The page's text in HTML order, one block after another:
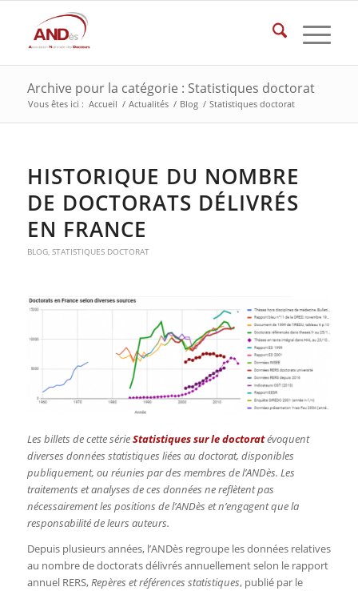
Archive pour la catégorie : Statistiques doctorat
Vous êtes ici : Accueil / Actualités / Blog / Statistiques doctorat
HISTORIQUE DU NOMBRE
DE DOCTORATS DÉLIVRÉS
EN FRANCE
BLOG, STATISTIQUES DOCTORAT
Les billets de cette sérieStatistiques sur le doctoratévoquent
diverses données statistiques liées au doctorat, disponibles
publiquement, ou réunies par des membres de l’ANDès. Les
traitements et analyses de ces données ne reflètent pas
nécessairement les positions de l’ANDès et n’engagent que la
responsabilité de leurs auteurs.
Depuis plusieurs années, l’ANDès regroupe les données relatives
au nombre de doctorats délivrés annuellement selon le rapport
annuel RERS,Repères et références statistiques, publié par le